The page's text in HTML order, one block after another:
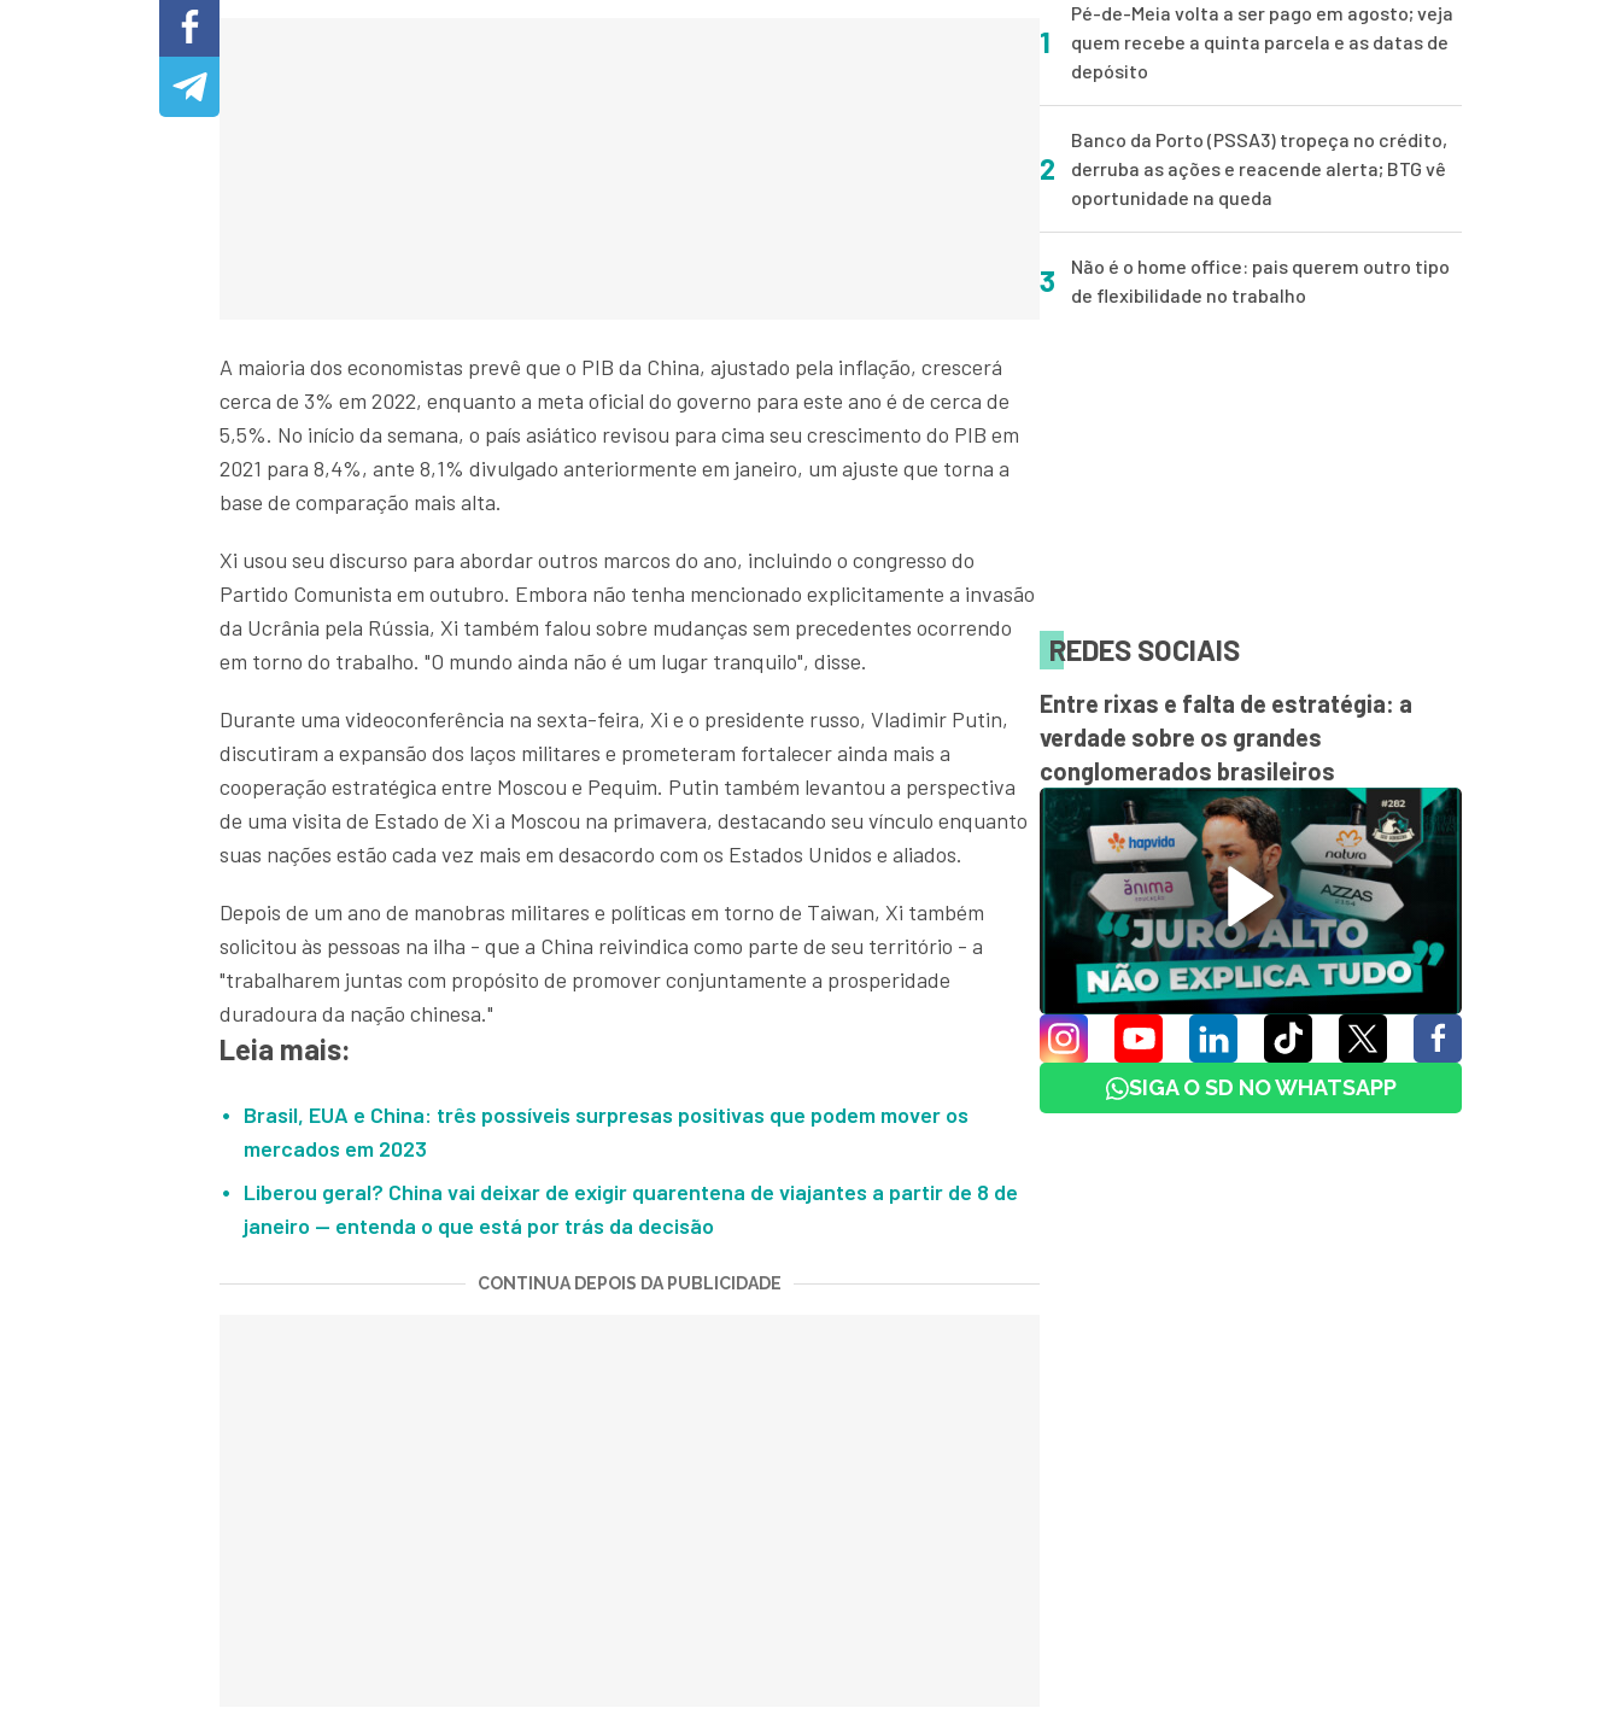
A maioria dos economistas prevê que o PIB da China, ajustado pela inflação, crescerá
cerca de 3% em 2022, enquanto a meta oficial do governo para este ano é de cerca de
5,5%. No início da semana, o país asiático revisou para cima seu crescimento do PIB em
2021 para 8,4%, ante 8,1% divulgado anteriormente em janeiro, um ajuste que torna a
base de comparação mais alta.
Xi usou seu discurso para abordar outros marcos do ano, incluindo o congresso do
Partido Comunista em outubro. Embora não tenha mencionado explicitamente a invasão
da Ucrânia pela Rússia, Xi também falou sobre mudanças sem precedentes ocorrendo
em torno do trabalho. "O mundo ainda não é um lugar tranquilo", disse.
Durante uma videoconferência na sexta-feira, Xi e o presidente russo, Vladimir Putin,
discutiram a expansão dos laços militares e prometeram fortalecer ainda mais a
cooperação estratégica entre Moscou e Pequim. Putin também levantou a perspectiva
de uma visita de Estado de Xi a Moscou na primavera, destacando seu vínculo enquanto
suas nações estão cada vez mais em desacordo com os Estados Unidos e aliados.
Depois de um ano de manobras militares e políticas em torno de Taiwan, Xi também
solicitou às pessoas na ilha - que a China reivindica como parte de seu território - a
"trabalharem juntas com propósito de promover conjuntamente a prosperidade
duradoura da nação chinesa."
Leia mais:
Brasil, EUA e China: três possíveis surpresas positivas que podem mover os
mercados em 2023
Liberou geral? China vai deixar de exigir quarentena de viajantes a partir de 8 de
janeiro — entenda o que está por trás da decisão
CONTINUA DEPOIS DA PUBLICIDADE
1
Pé-de-Meia volta a ser pago em agosto; veja
quem recebe a quinta parcela e as datas de
depósito
2
Banco da Porto (PSSA3) tropeça no crédito,
derruba as ações e reacende alerta; BTG vê
oportunidade na queda
3
Não é o home office: pais querem outro tipo
de flexibilidade no trabalho
REDES SOCIAIS
Entre rixas e falta de estratégia: a
verdade sobre os grandes
conglomerados brasileiros
SIGA O SD NO WHATSAPP